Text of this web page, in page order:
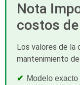
Nota
costos
Los valores de la
mantenimiento de
Modelo